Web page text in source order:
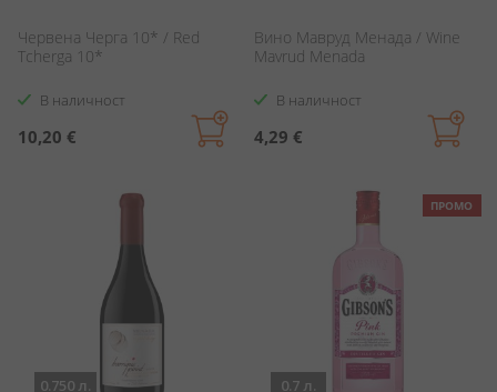
Червена Черга 10* / Red
Tcherga 10*
В наличност
10,20 €
Вино Мавруд Менада / Wine
Mavrud Menada
В наличност
4,29 €
0.750 л.
ПРОМО
0.7 л.